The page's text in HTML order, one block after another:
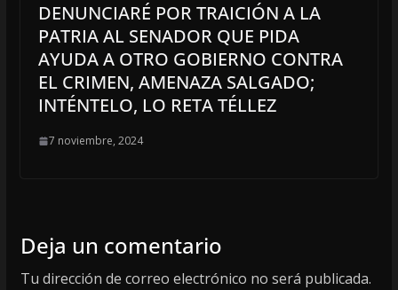
DENUNCIARÉ POR TRAICIÓN A LA
PATRIA AL SENADOR QUE PIDA
AYUDA A OTRO GOBIERNO CONTRA
EL CRIMEN, AMENAZA SALGADO;
INTÉNTELO, LO RETA TÉLLEZ
7 noviembre, 2024
Deja un comentario
Tu dirección de correo electrónico no será publicada.